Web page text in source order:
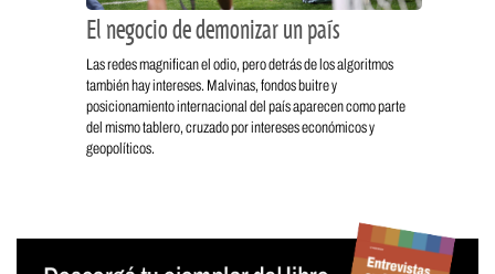
El negocio de demonizar un país
Las redes magnifican el odio, pero detrás de los algoritmos
también hay intereses. Malvinas, fondos buitre y
posicionamiento internacional del país aparecen como parte
del mismo tablero, cruzado por intereses económicos y
geopolíticos.